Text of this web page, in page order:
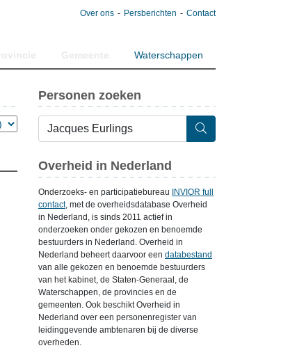
Over ons Persberichten Contact
Waterschappen
Personen zoeken
Overheid in Nederland
Onderzoeks- en participatiebureau
INVIOR full
contact, met de overheidsdatabase Overheid
in Nederland, is sinds 2011 actief in
onderzoeken onder gekozen en benoemde
bestuurders in Nederland. Overheid in
Nederland beheert daarvoor een databestand
van alle gekozen en benoemde bestuurders
van het kabinet, de Staten-Generaal, de
Waterschappen, de provincies en de
gemeenten. Ook beschikt Overheid in
Nederland over een personenregister van
leidinggevende ambtenaren bij de diverse
overheden.